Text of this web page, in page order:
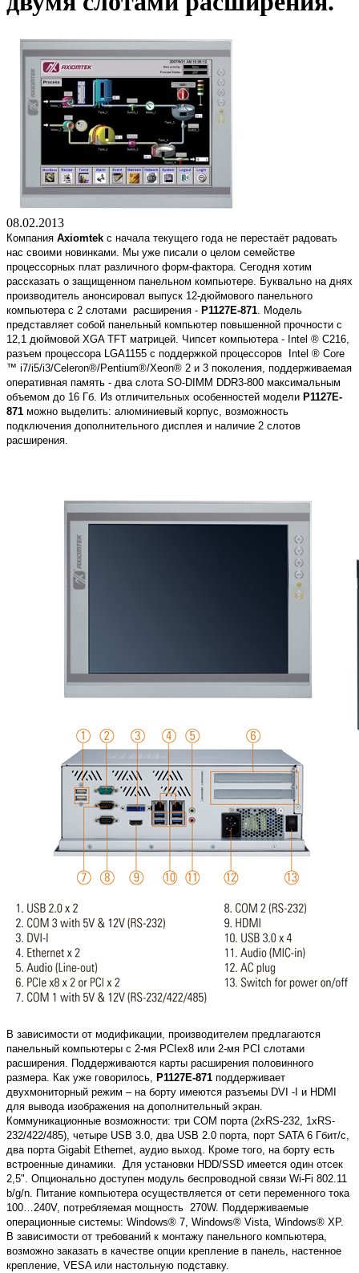
08.02.2013
Компания Axiomtek с начала текущего года не перестаёт радовать
нас своими новинками. Мы уже писали о целом семействе
процессорных плат различного форм-фактора. Сегодня хотим
рассказать о защищенном панельном компьютере. Буквально на днях
производитель анонсировал выпуск 12-дюймового панельного
компьютера с 2 слотами расширения - P1127E-871 . Модель
представляет собой панельный компьютер повышенной прочности с
12,1 дюймовой XGA TFT матрицей. Чипсет компьютера - Intel ® C216,
разъем процессора LGA1155 с поддержкой процессоров Intel ® Core
™ i7/i5/i3/Celeron®/Pentium®/Xeon® 2 и 3 поколения, поддерживаемая
оперативная память - два слота SO-DIMM DDR3-800 максимальным
объемом до 16 Гб. Из отличительных особенностей модели P1127E-
871 можно выделить: алюминиевый корпус, возможность
подключения дополнительного дисплея и наличие 2 слотов
расширения.
В зависимости от модификации, производителем предлагаются
панельный компьютеры с 2-мя PCIex8 или 2-мя PCI слотами
расширения. Поддерживаются карты расширения половинного
размера. Как уже говорилось,
P1127E-871 поддерживает
двухмониторный режим – на борту имеются разъемы DVI -I и HDMI
для вывода изображения на дополнительный экран.
Коммуникационные возможности: три COM порта (2хRS-232, 1хRS-
232/422/485), четыре USB 3.0, два USB 2.0 порта, порт SATA 6 Гбит/с,
два порта Gigabit Ethernet, аудио выход. Кроме того, на борту есть
встроенные динамики. Для установки HDD/SSD имеется один отсек
2,5". Опционально доступен модуль беспроводной связи Wi-Fi 802.11
b/g/n. Питание компьютера осуществляется от сети переменного тока
100…240V, потребляемая мощность 270W. Поддерживаемые
операционные системы: Windows® 7, Windows® Vista, Windows® XP.
В зависимости от требований к монтажу панельного компьютера,
возможно заказать в качестве опции крепление в панель, настенное
крепление, VESA или настольную подставку.